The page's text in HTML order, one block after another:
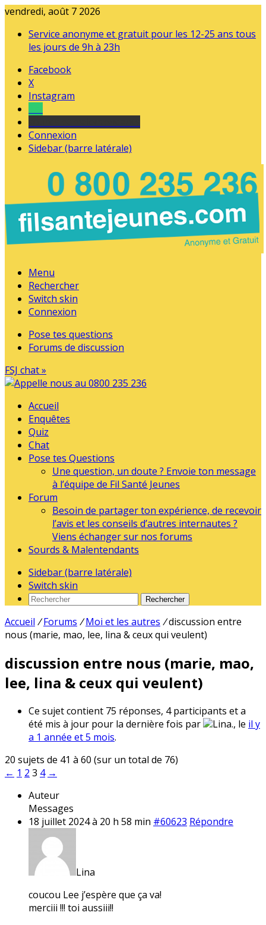
vendredi, août 7 2026
Service anonyme et gratuit pour les 12-25 ans tous
les jours de 9h à 23h
Facebook
X
Instagram
Connexion
Sidebar (barre latérale)
Menu
Rechercher
Switch skin
Connexion
Pose tes questions
Forums de discussion
FSJ chat »
Accueil
Enquêtes
Quiz
Chat
Pose tes Questions
Une question, un doute ? Envoie ton message
à l’équipe de Fil Santé Jeunes
Forum
Besoin de partager ton expérience, de recevoir
l’avis et les conseils d’autres internautes ?
Viens échanger sur nos forums
Sourds & Malentendants
Sidebar (barre latérale)
Switch skin
Rechercher
Accueil / Forums / Moi et les autres /discussion entre
nous (marie, mao, lee, lina & ceux qui veulent)
discussion entre nous (marie, mao,
lee, lina & ceux qui veulent)
Ce sujet contient 75 réponses, 4 participants et a
été mis à jour pour la dernière fois par
Lina., le il y
a 1 année et 5 mois.
20 sujets de 41 à 60 (sur un total de 76)
← 1 2 3 4 →
Auteur
Messages
18 juillet 2024 à 20 h 58 min #60623 Répondre
Lina
coucou Lee j’espère que ça va!
merciii !!! toi aussiii!!